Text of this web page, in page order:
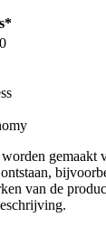
gemaakt
van de